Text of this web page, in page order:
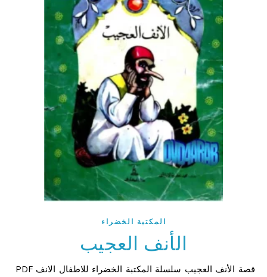
المكتبة الخضراء
الأنف العجيب
PDF قصة الأنف العجيب سلسلة المكتبة الخضراء للاطفال الانف